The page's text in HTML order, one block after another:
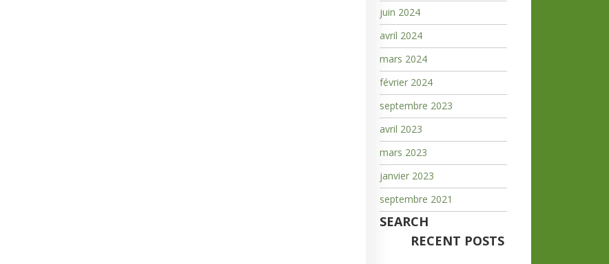
juin 2024
avril 2024
mars 2024
février 2024
septembre 2023
avril 2023
mars 2023
janvier 2023
septembre 2021
SEARCH
RECENT POSTS